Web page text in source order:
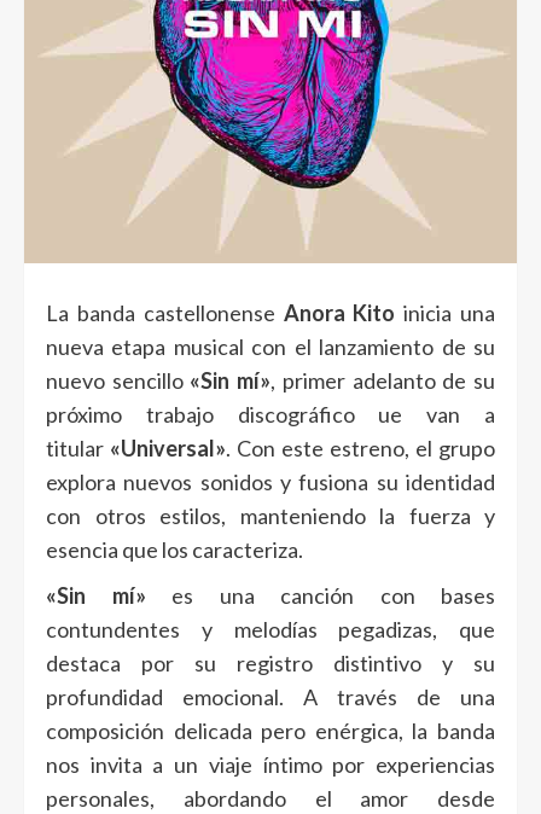
La banda castellonense Anora Kito inicia una
nueva etapa musical con el lanzamiento de su
nuevo sencillo «Sin mí», primer adelanto de su
próximo trabajo discográfico ue van a
titular «Universal». Con este estreno, el grupo
explora nuevos sonidos y fusiona su identidad
con otros estilos, manteniendo la fuerza y
esencia que los caracteriza.
«Sin mí» es una canción con bases
contundentes y melodías pegadizas, que
destaca por su registro distintivo y su
profundidad emocional. A través de una
composición delicada pero enérgica, la banda
nos invita a un viaje íntimo por experiencias
personales, abordando el amor desde